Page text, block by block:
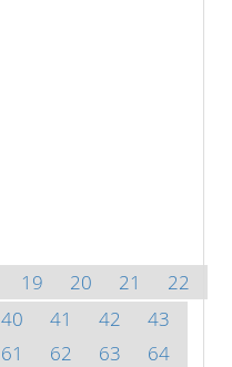
19 20 21
22
40 41 42
43
61 62 63
64